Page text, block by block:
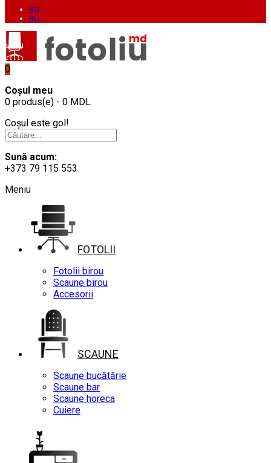
RO
RU
0
Coșul meu
0 produs(e) - 0 MDL
Coșul este gol!
Sună acum:
+373 79 115 553
Meniu
FOTOLII
Fotolii birou
Scaune birou
Accesorii
SCAUNE
Scaune bucătărie
Scaune bar
Scaune horeca
Cuiere